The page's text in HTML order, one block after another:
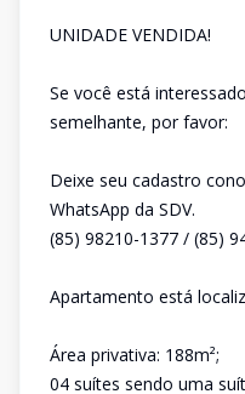
UNIDADE VENDIDA!
Se você está
semelhante, por favor:
Deixe seu cadastro
WhatsApp da SDV.
(85) 98210-1377 / (85)
Apartamento está
Área privativa: 188m²;
04 suítes sendo uma